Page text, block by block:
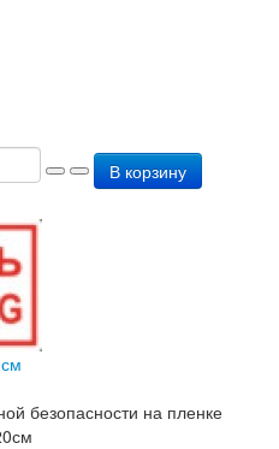
В корзину